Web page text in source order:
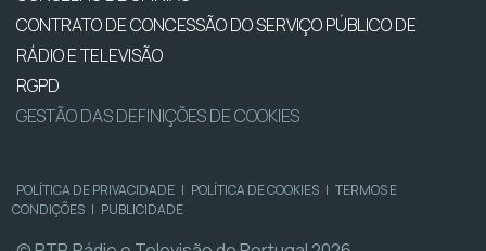
CONTRATO DE CONCESSÃO DO SERVIÇO PÚBLICO DE
RÁDIO E TELEVISÃO
RGPD
GESTÃO DAS DEFINIÇÕES DE COOKIES
POLÍTICA DE PRIVACIDADE | POLÍTICA DE COOKIES | TERMOS E
CONDIÇÕES | PUBLICIDADE